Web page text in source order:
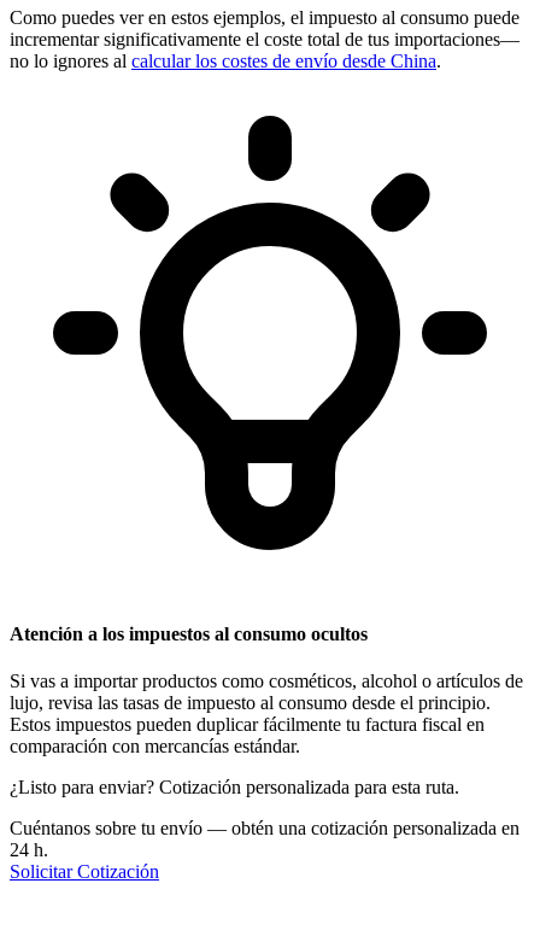
Como puedes ver en estos ejemplos, el impuesto al consumo puede
incrementar significativamente el coste total de tus importaciones—
no lo ignores al calcular los costes de envío desde China.
Atención a los impuestos al consumo ocultos
Si vas a importar productos como cosméticos, alcohol o artículos de
lujo, revisa las tasas de impuesto al consumo desde el principio.
Estos impuestos pueden duplicar fácilmente tu factura fiscal en
comparación con mercancías estándar.
¿Listo para enviar? Cotización personalizada para esta ruta.
Cuéntanos sobre tu envío — obtén una cotización personalizada en
24 h.
Solicitar Cotización